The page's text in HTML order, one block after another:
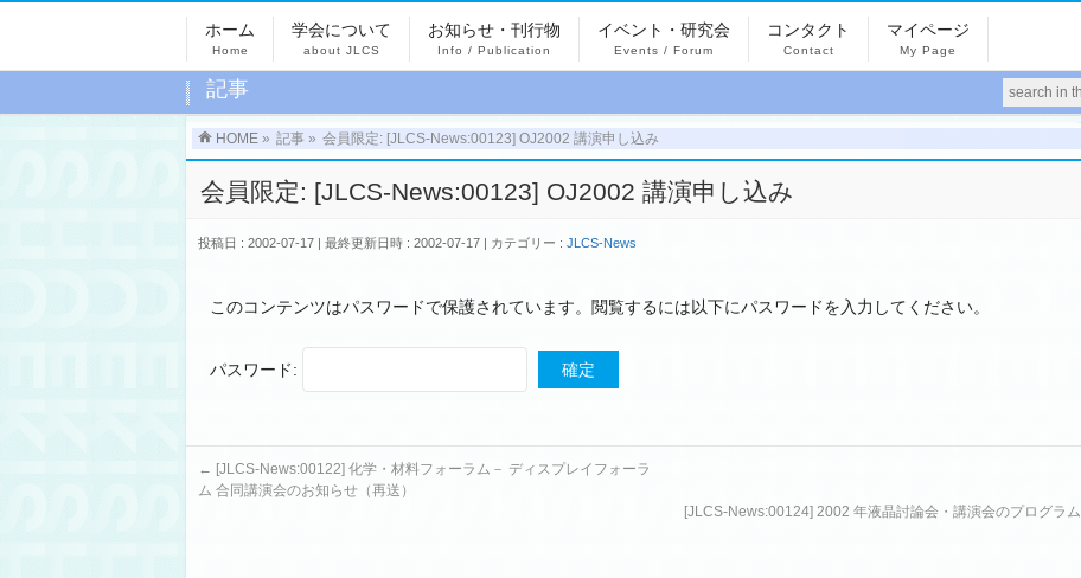
ホーム
Home
学会について
about JLCS
お知らせ・刊行物
Info / Publication
イベント・研究会
Events / Forum
コンタクト
Contact
マイページ
My Page
記事
HOME » 記事 » 会員限定: [JLCS-News:00123] OJ2002 講演申し込み
会員限定: [JLCS-News:00123] OJ2002 講演申し込み
投稿日 : 2002-07-17 最終更新日時 : 2002-07-17 カテゴリー : JLCS-News
このコンテンツはパスワードで保護されています。閲覧するには以下にパスワードを入力してください。
パスワード:
← [JLCS-News:00122] 化学・材料フォーラム－ ディスプレイフォーラ
ム 合同講演会のお知らせ（再送）
[JLCS-News:00124] 2002 年液晶討論会・講演会のプログラム